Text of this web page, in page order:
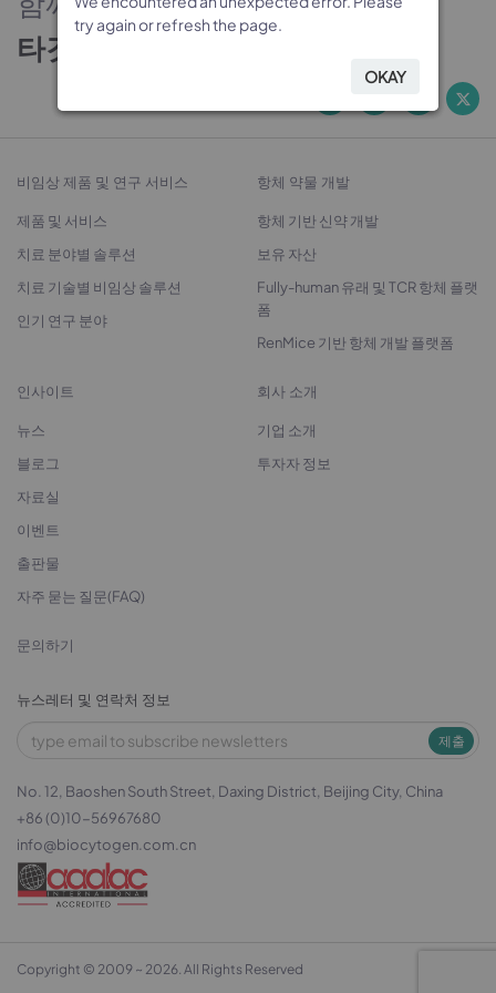
타깃 발굴에서 치료제 개발까지
비임상 제품 및 연구 서비스
제품 및 서비스
치료 분야별 솔루션
치료 기술별 비임상 솔루션
인기 연구 분야
항체 약물 개발
항체 기반 신약 개발
보유 자산
Fully-human 유래 및 TCR 항체 플랫
폼
RenMice 기반 항체 개발 플랫폼
인사이트
뉴스
블로그
자료실
이벤트
출판물
자주 묻는 질문(FAQ)
회사 소개
기업 소개
투자자 정보
문의하기
뉴스레터 및 연락처 정보
제출
No. 12, Baoshen South Street, Daxing District, Beijing City, China
+86 (0)10-56967680
info@biocytogen.com.cn
Copyright © 2009 ~ 2026. All Rights Reserved
try again or refresh the page.
OKAY
try again or refresh the page.
OKAY
try again or refresh the page.
OKAY
try again or refresh the page.
OKAY